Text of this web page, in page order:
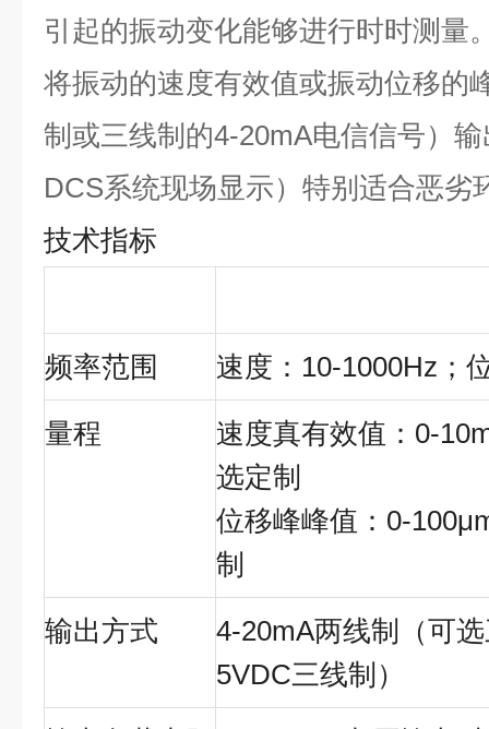
引起的振动变化能够进行时时测量
将振动的速度有效值或振动位移的
制或三线制的4-20mA电信信号）
DCS系统现场显示）特别适合恶劣
技术指标
频率范围 速度： 10-1000Hz ；
量程 速度真有效值： 0-
选定制
位移峰峰值： 0-
制
输出方式 4-20mA两线制（可
5VDC三线制）